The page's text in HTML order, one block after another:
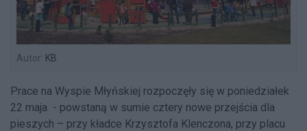
Autor: KB
Prace na Wyspie Młyńskiej rozpoczęły się w poniedziałek
22 maja - powstaną w sumie cztery nowe przejścia dla
pieszych – przy kładce Krzysztofa Klenczona, przy placu